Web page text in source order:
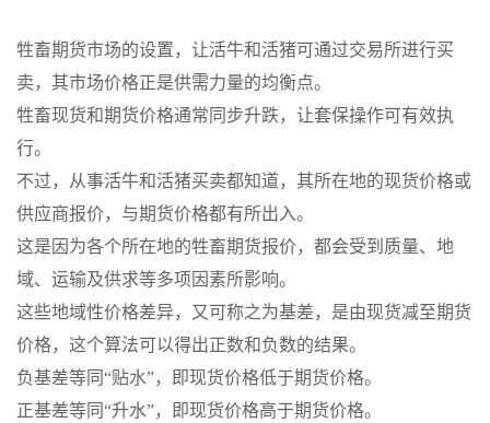
牲畜期货市场的设置，让活牛和活猪可通过交易所进行买
卖，其市场价格正是供需力量的均衡点。
牲畜现货和期货价格通常同步升跌，让套保操作可有效执
行。
不过，从事活牛和活猪买卖都知道，其所在地的现货价格或
供应商报价，与期货价格都有所出入。
这是因为各个所在地的牲畜期货报价，都会受到质量、地
域、运输及供求等多项因素所影响。
这些地域性价格差异，又可称之为基差，是由现货减至期货
价格，这个算法可以得出正数和负数的结果。
负基差等同“贴水”，即现货价格低于期货价格。
正基差等同“升水”，即现货价格高于期货价格。